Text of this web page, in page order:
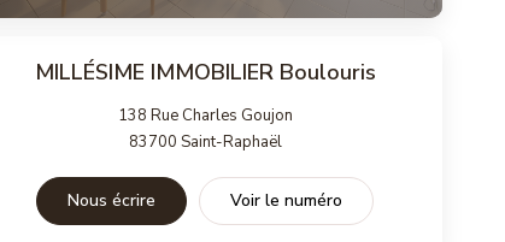
MILLÉSIME IMMOBILIER Boulouris
138 Rue Charles Goujon
83700 Saint-Raphaël
Nous écrire Voir le numéro